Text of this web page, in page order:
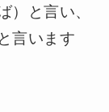
）と言い、
言います